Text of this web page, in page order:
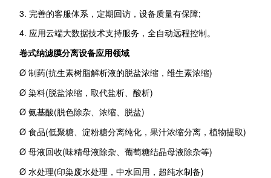
3. 完善的客服体系，定期回访，设备质量有保障;
4. 应用云端大数据技术支持服务，全自动远程控制。
卷式纳滤膜分离设备应用领域
Ø 制药(抗生素树脂解析液的脱盐浓缩，维生素浓缩)
Ø 染料(脱盐浓缩，取代盐析、酸析)
Ø 氨基酸(脱色除杂、浓缩、脱盐)
Ø 食品(低聚糖、淀粉糖分离纯化，果汁浓缩分离，植物提取)
Ø 母液回收(味精母液除杂、葡萄糖结晶母液除杂等)
Ø 水处理(印染废水处理，中水回用，超纯水制备)